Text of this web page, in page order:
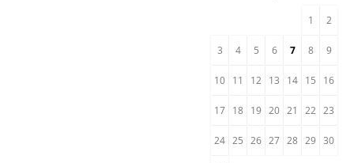
1 2
3 4 5 6 7 8 9
10 11 12 13 14 15 16
17 18 19 20 21 22 23
24 25 26 27 28 29 30